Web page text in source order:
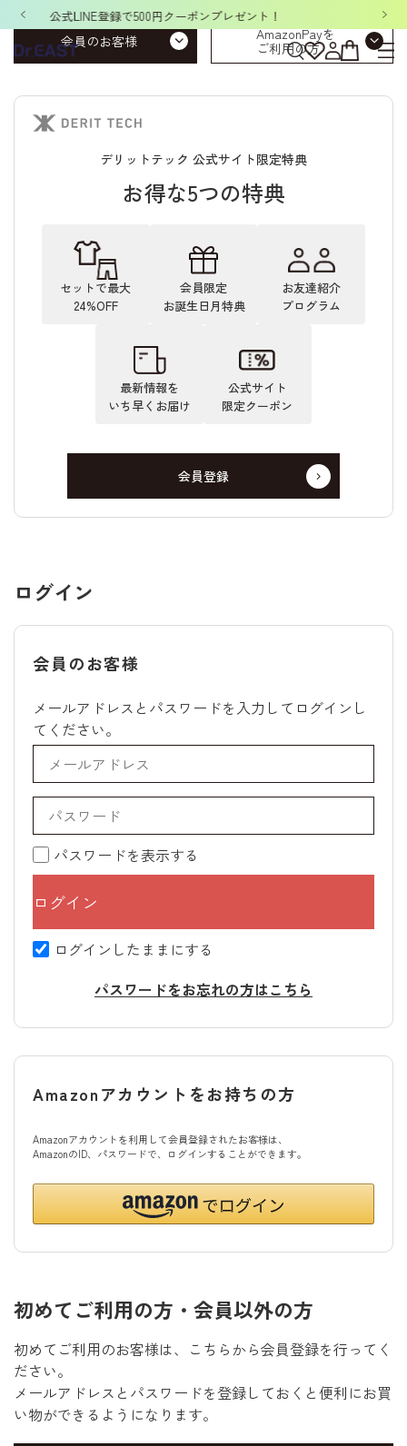
ーポンプレゼント！ 「洗濯ネット&ポーチ」ノベ
会員のお客様
AmazonPayを
ご利用の方
デリットテック 公式サイト限定特典
お得な5つの特典
セットで最大
24%OFF
会員限定
お誕生日月特典
お友達紹介
プログラム
最新情報を
いち早くお届け
公式サイト
限定クーポン
会員登録
ログイン
会員のお客様
メールアドレスとパスワードを入力してログインし
てください。
パスワードを表示する
ログインしたままにする
パスワードをお忘れの方はこちら
Amazonアカウントをお持ちの方
Amazonアカウントを利用して会員登録されたお客様は、
AmazonのID、パスワードで、ログインすることができます。
初めてご利用の方・会員以外の方
初めてご利用のお客様は、こちらから会員登録を行ってく
ださい。
メールアドレスとパスワードを登録しておくと便利にお買
い物ができるようになります。